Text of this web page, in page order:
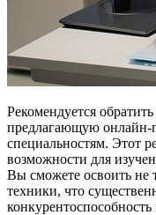
Рекомендуется
предлагающую онлайн-
специальностям. Этот
возможности для
Вы сможете освоить не
техники, что